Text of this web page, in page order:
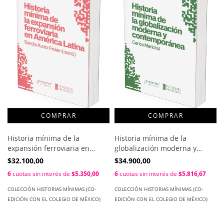
Historia mínima de la
expansión ferroviaria en
América Latina / Sandra Kuntz
$32.100,00
6cuotas sin interés de $5.350,00
COLECCIÓN HISTORIAS MÍNIMAS (CO-
EDICIÓN CON EL COLEGIO DE MÉXICO)
Historia mínima de la
globalización moderna y
contemporánea / Carlos
$34.900,00
6cuotas sin interés de $5.816,67
COLECCIÓN HISTORIAS MÍNIMAS (CO-
EDICIÓN CON EL COLEGIO DE MÉXICO)